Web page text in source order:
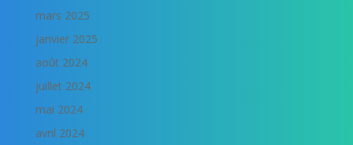
mars 2025
janvier 2025
août 2024
juillet 2024
mai 2024
avril 2024